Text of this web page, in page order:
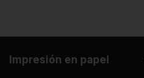
Impresión en papel